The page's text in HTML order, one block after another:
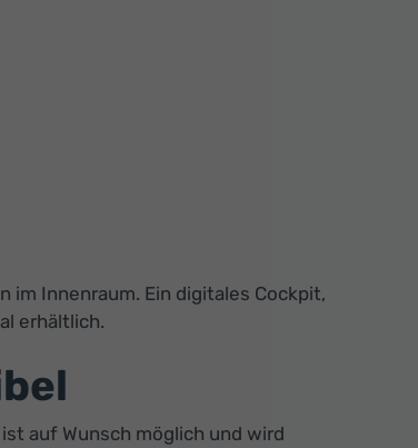
im Innenraum. Ein digitales Cockpit,
erhältlich.
ist auf Wunsch möglich und wird